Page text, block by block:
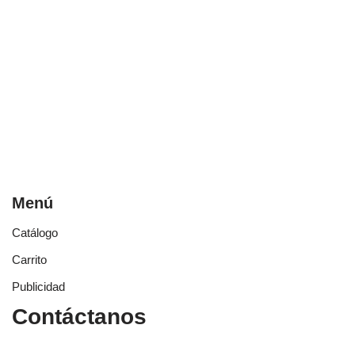
Menú
Catálogo
Carrito
Publicidad
Contáctanos